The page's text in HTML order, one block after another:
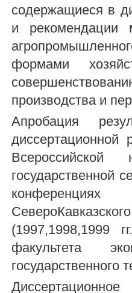
содержащиеся в
и рекомендации
формами
производства и
Апробация
Всероссийской
государственной
конференциях
(1997,1998,1999
факультета
государственного